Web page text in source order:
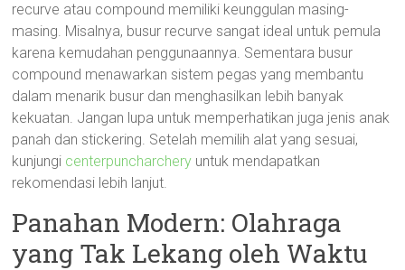
recurve atau compound memiliki keunggulan masing-
masing. Misalnya, busur recurve sangat ideal untuk pemula
karena kemudahan penggunaannya. Sementara busur
compound menawarkan sistem pegas yang membantu
dalam menarik busur dan menghasilkan lebih banyak
kekuatan. Jangan lupa untuk memperhatikan juga jenis anak
panah dan stickering. Setelah memilih alat yang sesuai,
kunjungi centerpuncharchery untuk mendapatkan
rekomendasi lebih lanjut.
Panahan Modern: Olahraga
yang Tak Lekang oleh Waktu